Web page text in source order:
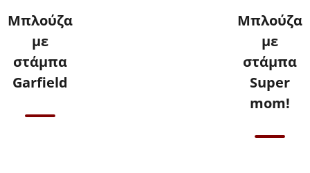
Μπλούζα
με
στάμπα
Garfield
Μπλούζα
με
στάμπα
Super
mom!